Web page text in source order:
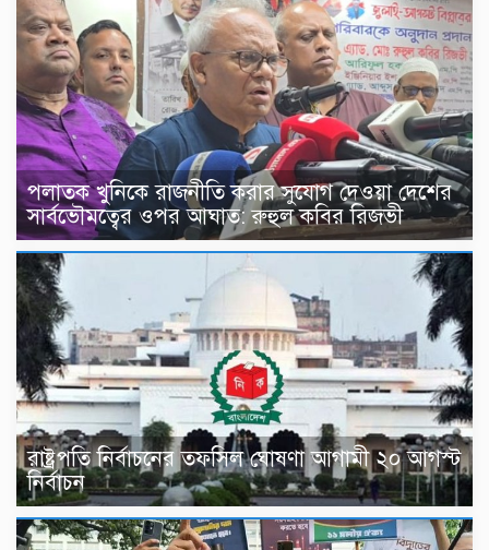
পলাতক খুনিকে রাজনীতি করার সুযোগ দেওয়া দেশের
সার্বভৌমত্বের ওপর আঘাত: রুহুল কবির রিজভী
রাষ্ট্রপতি নির্বাচনের তফসিল ঘোষণা আগামী ২০ আগস্ট
নির্বাচন